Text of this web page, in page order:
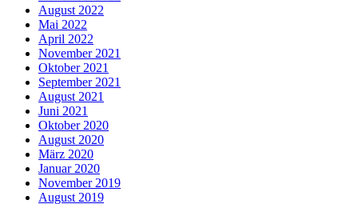
August 2022
Mai 2022
April 2022
November 2021
Oktober 2021
September 2021
August 2021
Juni 2021
Oktober 2020
August 2020
März 2020
Januar 2020
November 2019
August 2019